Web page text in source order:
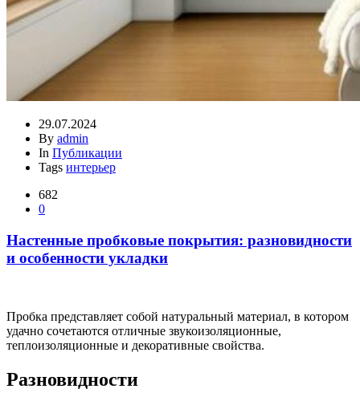
29.07.2024
By admin
In Публикации
Tags интерьер
682
0
Настенные пробковые покрытия: разновидности
и особенности укладки
Пробка представляет собой натуральный материал, в котором
удачно сочетаются отличные звукоизоляционные,
теплоизоляционные и декоративные свойства.
Разновидности